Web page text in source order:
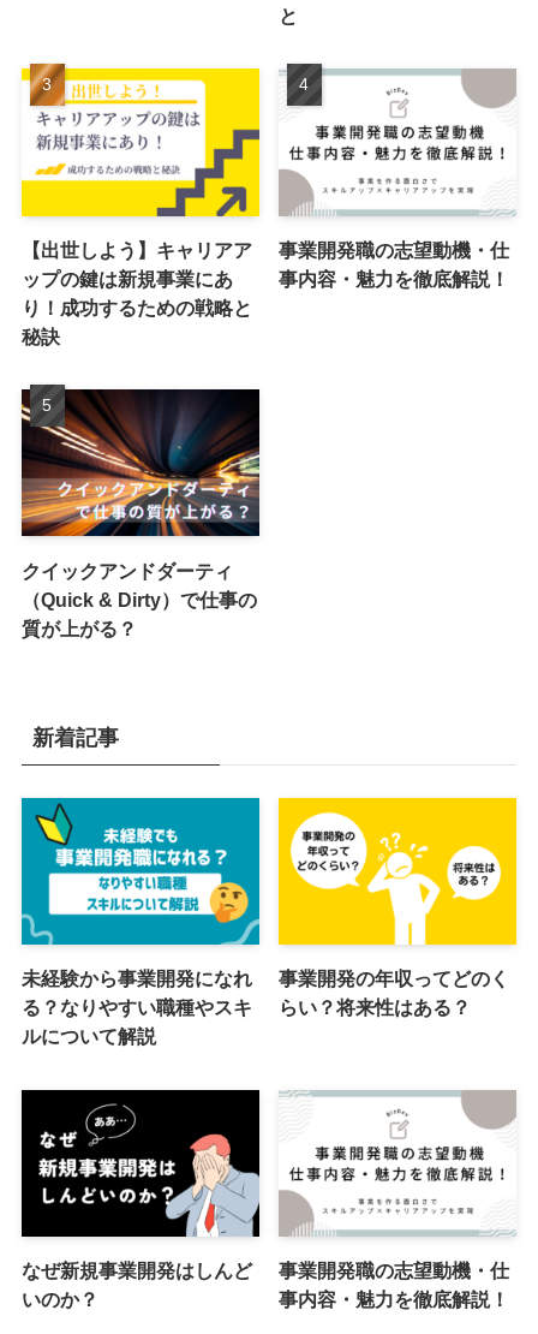
と
【出世しよう】キャリアア
ップの鍵は新規事業にあ
り！成功するための戦略と
秘訣
事業開発職の志望動機・仕
事内容・魅力を徹底解説！
クイックアンドダーティ
（Quick & Dirty）で仕事の
質が上がる？
新着記事
未経験から事業開発になれ
る？なりやすい職種やスキ
ルについて解説
事業開発の年収ってどのく
らい？将来性はある？
なぜ新規事業開発はしんど
いのか？
事業開発職の志望動機・仕
事内容・魅力を徹底解説！